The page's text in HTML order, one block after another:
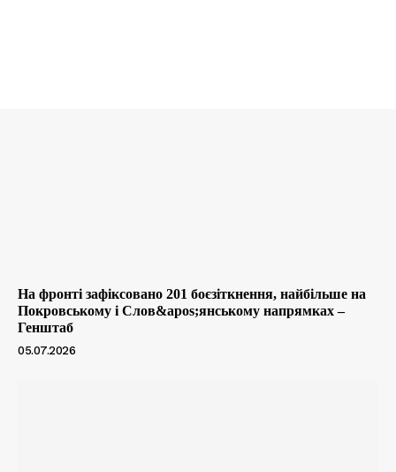
На фронті зафіксовано 201 боєзіткнення, найбільше на
Покровському і Слов&apos;янському напрямках –
Генштаб
05.07.2026